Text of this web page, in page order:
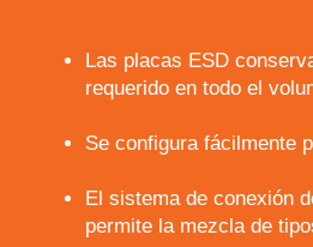
Las placas ESD
requerido en todo el
Se configura fácilmente
El sistema de conexión
permite la mezcla de